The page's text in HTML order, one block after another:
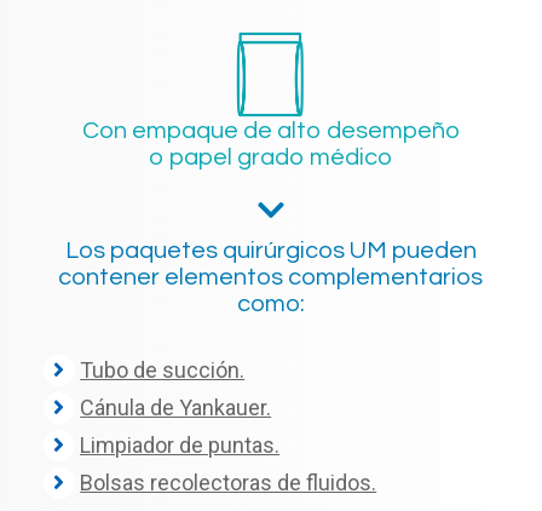
Con empaque de alto desempeño
o papel grado médico
Los paquetes quirúrgicos UM pueden
contener elementos complementarios
como:
Tubo de succión.
Cánula de Yankauer.
Limpiador de puntas.
Bolsas recolectoras de fluidos.